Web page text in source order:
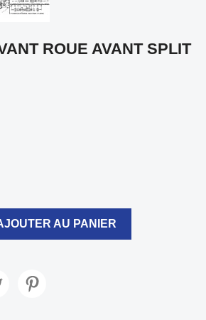
ROUE AVANT SPLIT
AU PANIER